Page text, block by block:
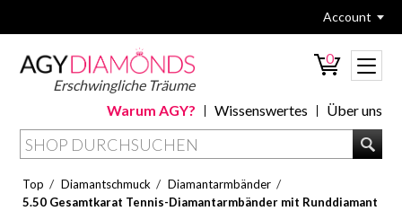
Account
Erschwingliche Träume
0
Über uns
Wissenswertes
Warum AGY?
Top / Diamantschmuck / Diamantarmbänder /
5.50 Gesamtkarat Tennis-Diamantarmbänder mit Runddiamant